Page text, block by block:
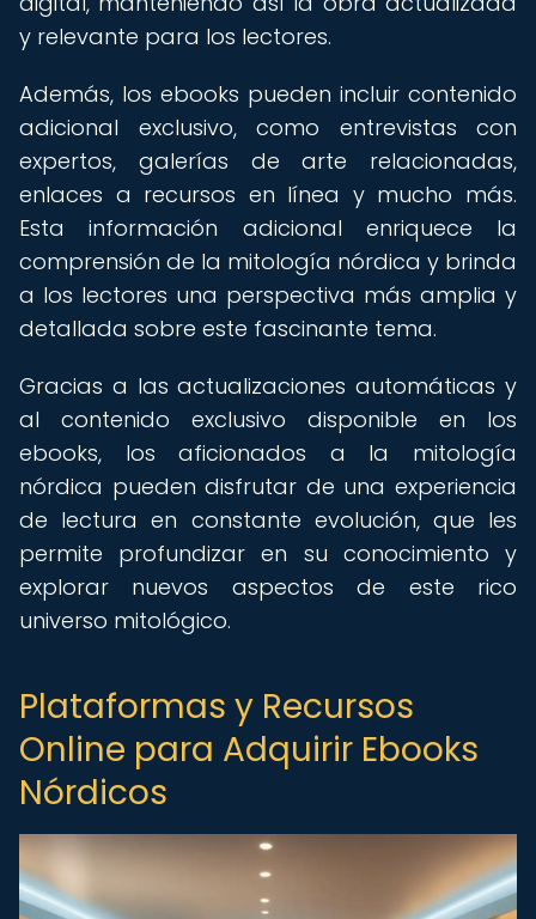
y relevante para los lectores.
Además, los ebooks pueden incluir contenido
adicional exclusivo, como entrevistas con
expertos, galerías de arte relacionadas,
enlaces a recursos en línea y mucho más.
Esta información adicional enriquece la
comprensión de la mitología nórdica y brinda
a los lectores una perspectiva más amplia y
detallada sobre este fascinante tema.
Gracias a las actualizaciones automáticas y
al contenido exclusivo disponible en los
ebooks, los aficionados a la mitología
nórdica pueden disfrutar de una experiencia
de lectura en constante evolución, que les
permite profundizar en su conocimiento y
explorar nuevos aspectos de este rico
universo mitológico.
Plataformas y Recursos
Online para Adquirir Ebooks
Nórdicos